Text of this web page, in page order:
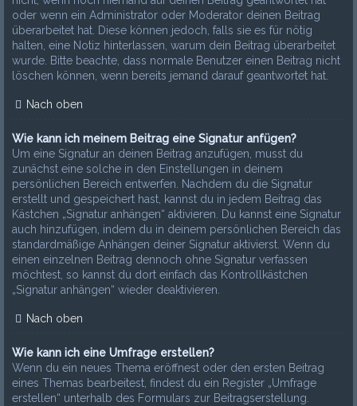
oder wenn ein Administrator oder Moderator deinen Beitrag
überarbeitet hat. Diese können jedoch, falls sie es für nötig
halten, eine Notiz hinterlassen, warum dein Beitrag überarbeitet
wurde. Bitte beachte, dass normale Benutzer einen Beitrag nicht
löschen können, wenn bereits jemand darauf geantwortet hat.
Nach oben
Wie kann ich meinem Beitrag eine Signatur anfügen?
Um eine Signatur an deinen Beitrag anzufügen, musst du
zunächst eine solche in den Einstellungen in deinem
persönlichen Bereich entwerfen. Nachdem du die Signatur
erstellt und gespeichert hast, kannst du in jedem Beitrag das
Kästchen „Signatur anhängen“ aktivieren. Du kannst eine Signatur
auch hinzufügen, indem du in deinem persönlichen Bereich das
standardmäßige Anhängen deiner Signatur aktivierst. Wenn du
einen einzelnen Beitrag dennoch ohne Signatur verfassen
möchtest, so kannst du dort einfach das Kontrollkästchen
„Signatur anhängen“ wieder deaktivieren.
Nach oben
Wie kann ich eine Umfrage erstellen?
Wenn du ein neues Thema eröffnest oder den ersten Beitrag
eines Themas bearbeitest, findest du ein Register „Umfrage
erstellen“ unterhalb des Formulars zur Beitragserstellung.